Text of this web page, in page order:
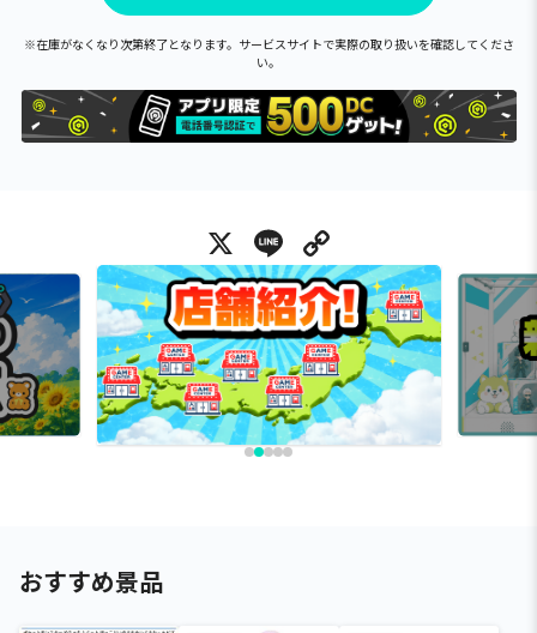
※在庫がなくなり次第終了となります。サービスサイトで実際の取り扱いを確認してくださ
い。
X Line
おすすめ景品